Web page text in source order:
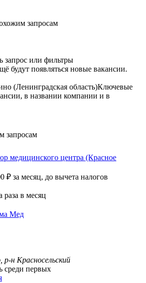
запросам
запрос или фильтры
будут появляться новые вакансии.
(Ленинградская область)Ключевые
в названии компании и в
запросам
медицинского центра (Красное
₽ за месяц, до вычета налогов
в месяц
Мед
р-н Красносельский
среди первых